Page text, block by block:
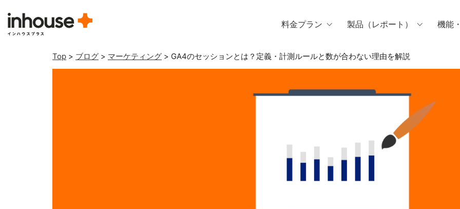
料金プラン 製品（レポート） 機能
Top > ブログ > マーケティング > GA4のセッションとは？定義・計測ルールと数が合わない理由を解説